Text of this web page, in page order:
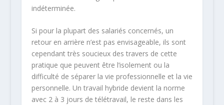
indéterminée.
Si pour la plupart des salariés concernés, un
retour en arrière n’est pas envisageable, ils sont
cependant très soucieux des travers de cette
pratique que peuvent être l’isolement ou la
difficulté de séparer la vie professionnelle et la vie
personnelle. Un travail hybride devient la norme
avec 2 à 3 jours de télétravail, le reste dans les